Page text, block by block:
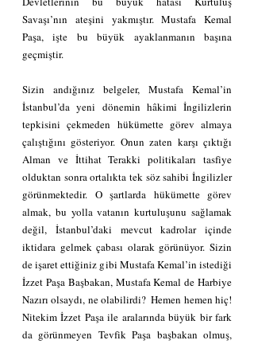
Savaşı’nın ateşini yakmıştır. Mustafa Kemal
Paşa, işte bu büyük ayaklanmanın başına
geçmiştir.
Sizin andığınız belgeler, Mustafa Kemal’in
İstanbul’da yeni dönemin hâkimi İngilizlerin
tepkisini çekmeden hükümette görev almaya
çalıştığını gösteriyor. Onun zaten karşı çıktığı
Alman ve İttihat Terakki politikaları tasfiye
olduktan sonra ortalıkta tek söz sahibi İngilizler
görünmektedir. O şartlarda hükümette görev
almak, bu yolla vatanın kurtuluşunu sağlamak
değil, İstanbul’daki mevcut kadrolar içinde
iktidara gelmek çabası olarak görünüyor. Sizin
de işaret ettiğiniz gibi Mustafa Kemal’in istediği
İzzet Paşa Başbakan, Mustafa Kemal de Harbiye
Nazırı olsaydı, ne olabilirdi?  Hemen hemen hiç!
Nitekim İzzet Paşa ile aralarında büyük bir fark
da görünmeyen Tevfik Paşa başbakan olmuş,